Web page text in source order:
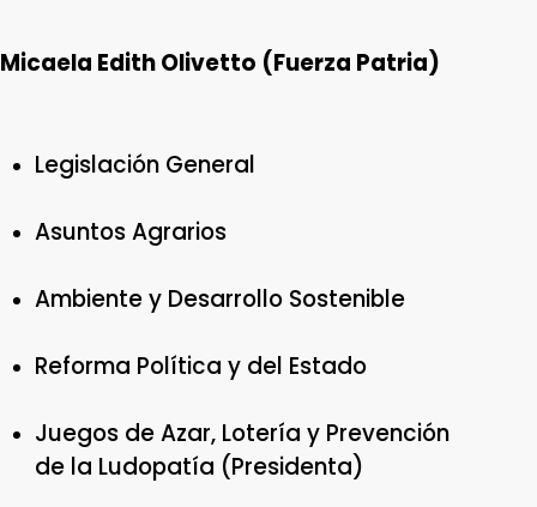
Micaela Edith Olivetto (Fuerza Patria)
Legislación General
Asuntos Agrarios
Ambiente y Desarrollo Sostenible
Reforma Política y del Estado
Juegos de Azar, Lotería y Prevención
de la Ludopatía (Presidenta)